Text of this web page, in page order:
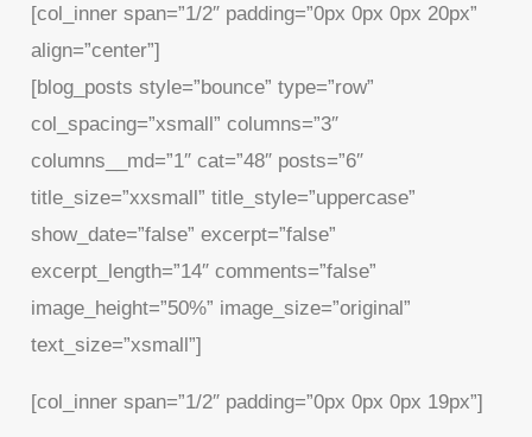
[col_inner span=”1/2″ padding=”0px 0px 0px 20px”
align=”center”]
[blog_posts style=”bounce” type=”row”
col_spacing=”xsmall” columns=”3″
columns__md=”1″ cat=”48″ posts=”6″
title_size=”xxsmall” title_style=”uppercase”
show_date=”false” excerpt=”false”
excerpt_length=”14″ comments=”false”
image_height=”50%” image_size=”original”
text_size=”xsmall”]
[col_inner span=”1/2″ padding=”0px 0px 0px 19px”]